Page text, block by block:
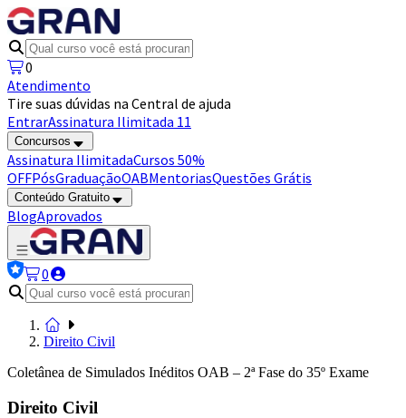
0
Atendimento
Tire suas dúvidas na Central de ajuda
EntrarAssinatura Ilimitada 11
Concursos
Assinatura IlimitadaCursos 50%
OFFPósGraduaçãoOABMentoriasQuestões Grátis
Conteúdo Gratuito
BlogAprovados
0
Direito Civil
Coletânea de Simulados Inéditos OAB – 2ª Fase do 35º Exame
Direito Civil